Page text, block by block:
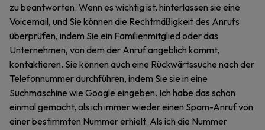
zu beantworten. Wenn es wichtig ist, hinterlassen sie eine
Voicemail, und Sie können die Rechtmäßigkeit des Anrufs
überprüfen, indem Sie ein Familienmitglied oder das
Unternehmen, von dem der Anruf angeblich kommt,
kontaktieren. Sie können auch eine Rückwärtssuche nach der
Telefonnummer durchführen, indem Sie sie in eine
Suchmaschine wie Google eingeben. Ich habe das schon
einmal gemacht, als ich immer wieder einen Spam-Anruf von
einer bestimmten Nummer erhielt. Als ich die Nummer